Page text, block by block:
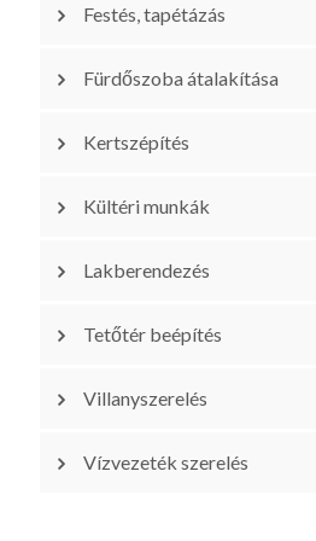
Festés, tapétázás
Fürdőszoba átalakítása
Kertszépítés
Kültéri munkák
Lakberendezés
Tetőtér beépítés
Villanyszerelés
Vízvezeték szerelés